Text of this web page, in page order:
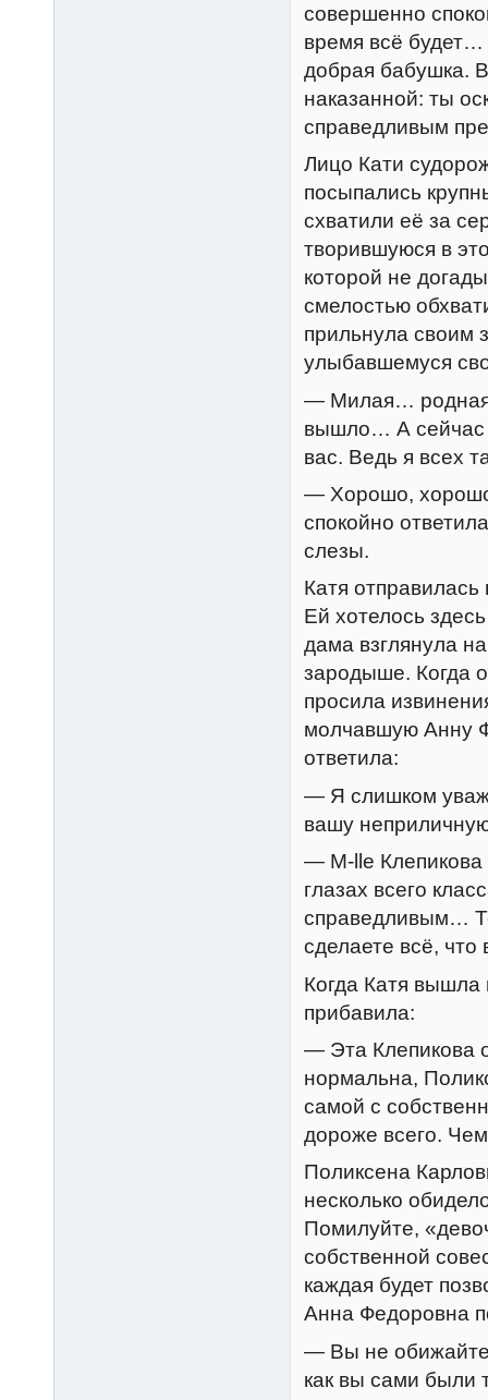
совершенно
время всё
добрая бабушка.
наказанной: ты
справедливым
Лицо Кати
посыпались
схватили её за
творившуюся в
которой не
смелостью
прильнула своим
улыбавшемуся
— Милая… родная
вышло… А сейчас
вас. Ведь я всех
— Хорошо,
спокойно
слезы.
Катя
Ей хотелось
дама взглянула
зародыше. Когда
просила
молчавшую Анну
ответила:
— Я слишком
вашу
— M-lle Клепикова
глазах всего
справедливым…
сделаете всё,
Когда Катя
прибавила:
— Эта Клепикова
нормальна,
самой с
дороже всего.
Поликсена
несколько
Помилуйте,
собственной
каждая будет
Анна Федоровна
— Вы не
как вы сами были